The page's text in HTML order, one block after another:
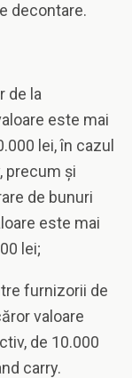
decontare.
de la
este mai
lei, în cazul
precum şi
de bunuri
este mai
lei;
furnizorii de
valoare
de 10.000
carry.